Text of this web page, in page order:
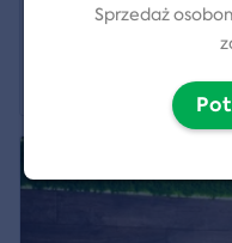
Sprzedaż